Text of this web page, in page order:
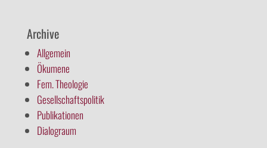
Archive
Allgemein
Ökumene
Fem. Theologie
Gesellschaftspolitik
Publikationen
Dialograum